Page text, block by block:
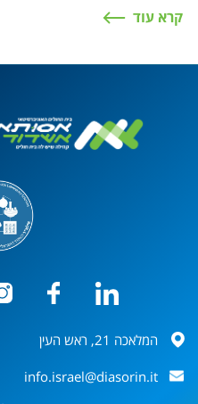
קרא עוד
המלאכה 21, ראש העין
info.israel@diasorin.it